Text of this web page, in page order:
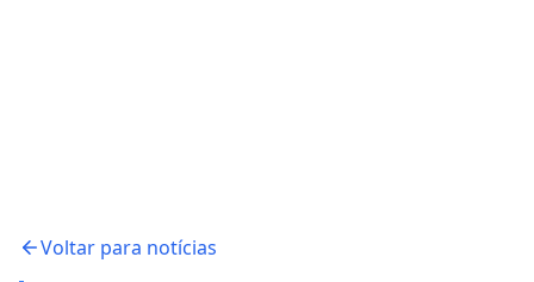
Voltar para notícias